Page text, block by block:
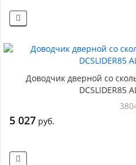
Доводчик дверной со
DCSLIDER85
5 027 руб.